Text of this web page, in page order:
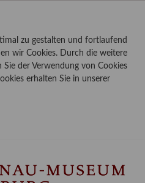
zu gestalten und fortlaufend
wir Cookies. Durch die weitere
der Verwendung von Cookies
erhalten Sie in unserer